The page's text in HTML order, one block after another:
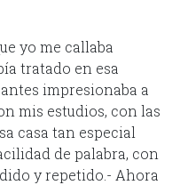
yo me callaba
tratado en esa
impresionaba a
mis estudios, con las
casa tan especial
de palabra, con
y repetido.- Ahora